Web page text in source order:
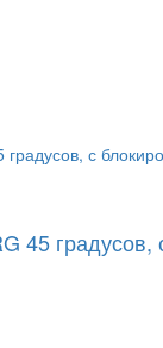
45 градусов,